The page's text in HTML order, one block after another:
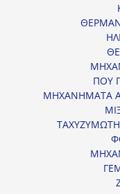
ΠΟΥ
ΜΗΧΑΝΗΜΑΤΑ